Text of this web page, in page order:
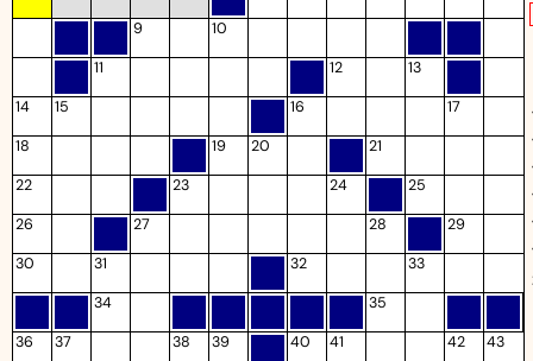
9 10
11 12 13
14 15 16 17
18 19 20 21
22 23 24 25
26 27 28 29
30 31 32 33
34 35
36 37 38 39 40 41 42 43